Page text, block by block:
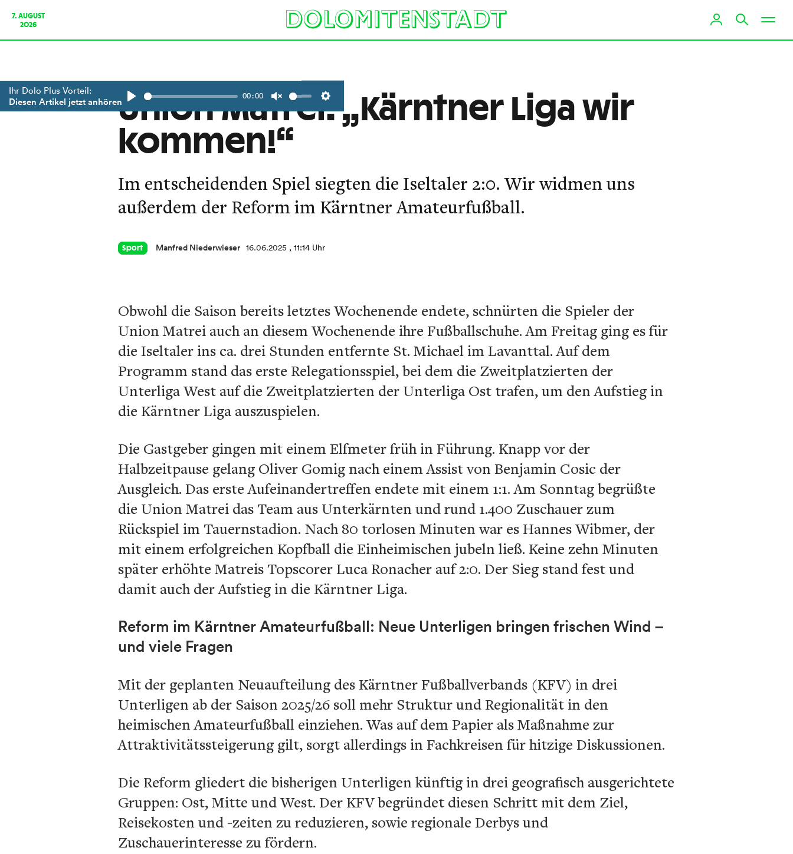
7. AUGUST
2026
Ihr Dolo Plus Vorteil:
Diesen Artikel jetzt anhören 00:00
Union Matrei: „Kärntner Liga wir
kommen!“
Im entscheidenden Spiel siegten die Iseltaler 2:0. Wir widmen uns
außerdem der Reform im Kärntner Amateurfußball.
Sport Manfred Niederwieser 16.06.2025 , 11:14 Uhr
Obwohl die Saison bereits letztes Wochenende endete, schnürten die Spieler der
Union Matrei auch an diesem Wochenende ihre Fußballschuhe. Am Freitag ging es für
die Iseltaler ins ca. drei Stunden entfernte St. Michael im Lavanttal. Auf dem
Programm stand das erste Relegationsspiel, bei dem die Zweitplatzierten der
Unterliga West auf die Zweitplatzierten der Unterliga Ost trafen, um den Aufstieg in
die Kärntner Liga auszuspielen.
Die Gastgeber gingen mit einem Elfmeter früh in Führung. Knapp vor der
Halbzeitpause gelang Oliver Gomig nach einem Assist von Benjamin Cosic der
Ausgleich. Das erste Aufeinandertreffen endete mit einem 1:1. Am Sonntag begrüßte
die Union Matrei das Team aus Unterkärnten und rund 1.400 Zuschauer zum
Rückspiel im Tauernstadion. Nach 80 torlosen Minuten war es Hannes Wibmer, der
mit einem erfolgreichen Kopfball die Einheimischen jubeln ließ. Keine zehn Minuten
später erhöhte Matreis Topscorer Luca Ronacher auf 2:0. Der Sieg stand fest und
damit auch der Aufstieg in die Kärntner Liga.
Reform im Kärntner Amateurfußball: Neue Unterligen bringen frischen Wind –
und viele Fragen
Mit der geplanten Neuaufteilung des Kärntner Fußballverbands (KFV) in drei
Unterligen ab der Saison 2025/26 soll mehr Struktur und Regionalität in den
heimischen Amateurfußball einziehen. Was auf dem Papier als Maßnahme zur
Attraktivitätssteigerung gilt, sorgt allerdings in Fachkreisen für hitzige Diskussionen.
Die Reform gliedert die bisherigen Unterligen künftig in drei geografisch ausgerichtete
Gruppen: Ost, Mitte und West. Der KFV begründet diesen Schritt mit dem Ziel,
Reisekosten und -zeiten zu reduzieren, sowie regionale Derbys und
Zuschauerinteresse zu fördern.